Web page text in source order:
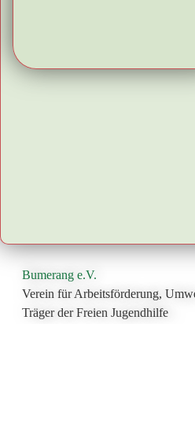
Bumerang e.V.
Verein für Arbeitsförderung,
Träger der Freien Jugendhilfe